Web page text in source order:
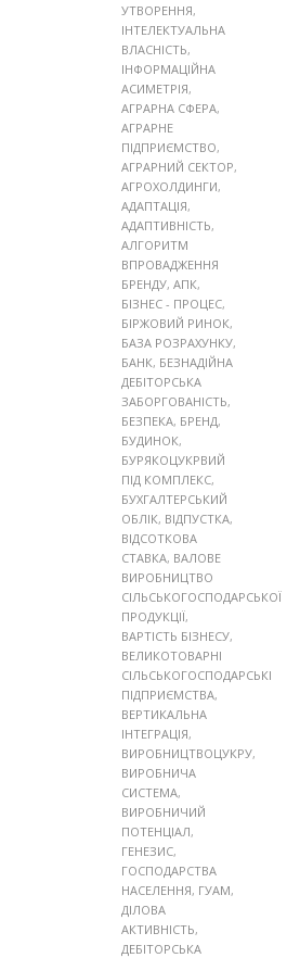
УТВОРЕННЯ,
ІНТЕЛЕКТУАЛЬНА
ВЛАСНІСТЬ,
ІНФОРМАЦІЙНА
АСИМЕТРІЯ,
АГРАРНА СФЕРА,
АГРАРНЕ
ПІДПРИЄМСТВО,
АГРАРНИЙ СЕКТОР,
АГРОХОЛДИНГИ,
АДАПТАЦІЯ,
АДАПТИВНІСТЬ,
АЛГОРИТМ
ВПРОВАДЖЕННЯ
БРЕНДУ, АПК,
БІЗНЕС - ПРОЦЕС,
БІРЖОВИЙ РИНОК,
БАЗА РОЗРАХУНКУ,
БАНК, БЕЗНАДІЙНА
ДЕБІТОРСЬКА
ЗАБОРГОВАНІСТЬ,
БЕЗПЕКА, БРЕНД,
БУДИНОК,
БУРЯКОЦУКРВИЙ
ПІД КОМПЛЕКС,
БУХГАЛТЕРСЬКИЙ
ОБЛІК, ВІДПУСТКА,
ВІДСОТКОВА
СТАВКА, ВАЛОВЕ
ВИРОБНИЦТВО
СІЛЬСЬКОГОСПОДАРСЬКОЇ
ПРОДУКЦІЇ,
ВАРТІСТЬ БІЗНЕСУ,
ВЕЛИКОТОВАРНІ
СІЛЬСЬКОГОСПОДАРСЬКІ
ПІДПРИЄМСТВА,
ВЕРТИКАЛЬНА
ІНТЕГРАЦІЯ,
ВИРОБНИЦТВОЦУКРУ,
ВИРОБНИЧА
СИСТЕМА,
ВИРОБНИЧИЙ
ПОТЕНЦІАЛ,
ГЕНЕЗИС,
ГОСПОДАРСТВА
НАСЕЛЕННЯ, ГУАМ,
ДІЛОВА
АКТИВНІСТЬ,
ДЕБІТОРСЬКА